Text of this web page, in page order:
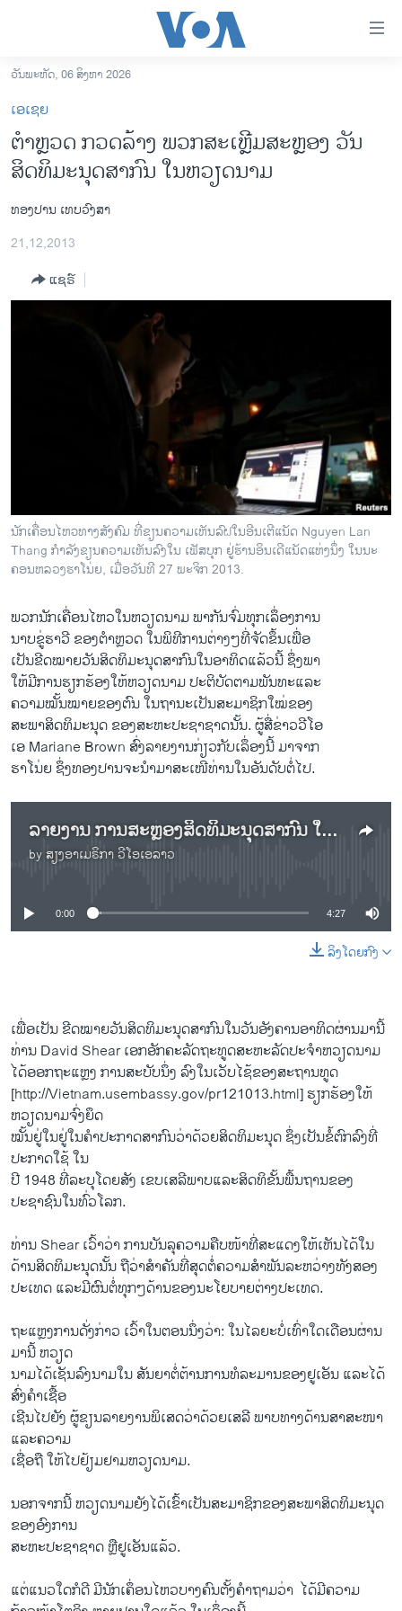
ເຂົ້າ
ຫາ
ຂ້າມ
ຂ້າມ
ຫາ
ຊອກ
ຄົ້ນ
ລາວ
ອາເມຣິກາ
ການເລືອກຕັ້ງ ປະທານາທີບໍດີ ສະຫະລັດ 2024
ຂ່າວ​ຈີນ
ໂລກ
ເອເຊຍ
ອິດສະຫຼະພາບດ້ານການຂ່າວ
ວິທະຍາສາດ-ເທັກໂນໂລຈີ
ວີດີໂອ
ສຽງ
ລາຍການກະຈາຍສຽງ
ລາຍງານ
ພາສາຕ່າງໆ
ວັນພະຫັດ, 06 ສິງຫາ 2026
ເອເຊຍ
ຕໍາຫຼວດ ກວດລ້າງ ພວກສະເຫຼີມສະຫຼອງ ວັນ
ສິດທິມະນຸດສາກົນ ໃນຫວຽດນາມ
ທອງປານ ເທບວົງສາ
21,12,2013
ແຊຣ໌
ນັກເຄື່ອນໄຫວທາງສັງຄົມ ທີ່ຂຽນຄວາມເຫັນລົຝໃນອີນເຕີແນັດ Nguyen Lan
Thang ກໍາລັງຂຽນຄວາມເຫັນລົງໃນ ເຟັສບຸກ ຢູ່ຮ້ານອິນເດີແນັດແຫ່ງນຶ່ງ ໃນນະ
ຄອນຫລວງຮາໂນ່ຍ, ເມື່ອວັນທີ 27 ພະຈິກ 2013.
ພວກ​ນັກ​ເຄື່ອນ​ໄຫວ​ໃນ​ຫວຽດນາມ ​ພາ​ກັນ​ຈົ່ມ​ທຸກ​ເລຶ່ອງການ​
ນາບ​ຂູ່​ຮາວີ ຂອງ​ຕໍາຫຼວດ ​ໃນ​ພິທີການ​ຕ່າງໆທີ່​ຈັດ​ຂຶ້ນ​ເພື່ອ
​ເປັນ​ຂີດໝາຍວັນ​ສິດທິ​ມະນຸດ​ສາກົນ​ໃນ​ອາທິດ​ແລ້ວ​ນີ້ ຊຶ່ງ​ພາ​
ໃຫ້​ມີ​ການຮຽກຮ້ອງໃຫ້ຫວຽດນາມ ປະຕິບັດຕາມ​ພັນທະແລະ
ຄວາມ​ໝັ້ນ​ໝາຍຂອງ​ຕົນ ​ໃນ​ຖານະ​ເປັນ​ສະມາຊິກ​ໃໝ່​ຂອງ​
ສະພາ​ສິດທິ​ມະນຸດ​ ຂອງສະຫະ​ປະຊາຊາດນັ້ນ. ຜູ້​ສື່​ຂ່າວ​ວີ​ໂອ
​ເອ Mariane Brown ສົ່ງລາ​ຍງານ​ກ່ຽວ​ກັບເລຶ່ອງນີ້​ ມາຈາກ
ຮາ​ໂນ່ຍ ຊຶ່ງ​ທອງ​ປານຈະ​ນໍາ​ມາສະ​ເໜີ​ທ່ານ​ໃນ​ອັນ​ດັບ​ຕໍ່​ໄປ.
ລາຍງານ ການສະຫຼອງສິດທິມະນຸດສາກົນ ໃນຫວຽດນາມ
by ສຽງອາເມຣິກາ ວີໂອເອລາວ
No media source currently available
0:00 4:27
ລິງໂດຍກົງ
ເພື່ອ​ເປັນ​ ຂີດ​ໝາຍວັນ​ສິດທິ​ມະນຸດ​ສາກົນ​ໃນ​ວັນ​ອັງຄານ​ອາທິດ​ຜ່ານ​ມາ​ນີ້
ທ່ານ David Shear ​ເອກ​ອັກຄະ​ລັດຖະທູດ​ສະຫະລັດ​ປະ​ຈໍາຫວຽດນາມ ​
ໄດ້​ອອກ​ຖະ​ແຫຼ​ງ ການ​ສະບັບ​ນຶ່ງ ລົງ​ໃນ​ເວັບ​ໄຊ້ຂອງ​ສະຖານ​ທູດ
[http://Vietnam.usembassy.gov/pr121013.html] ​ຮຽກຮ້ອງ​ໃຫ້
ຫວຽດນາມ​ຈົ່ງ​ຍຶດ
ໝັ້ນ​ຢູ່​ໃນ​ຢູ່​ໃນ​ຄໍາ​ປະກາດ​ສາກົນ​ວ່າ​ດ້ວຍ​ສິດ​ທິມະນຸດ ຊຶ່ງ​ເປັນ​ຂໍ້​ຕົກລົງ​ທີ່​
ປະກາດ​ໃຊ້ ໃນ
​ປີ 1948 ທີ່​ລະບຸ​ໂດຍ​ສັງ​ ເຂ​ບ​ເສລີພາບ​ແລະສິດທິ​ຂັ້ນ​ພື້ນຖານ​ຂອງ​
ປະຊາຊົນ​ໃນ​ທົ່ວໂລກ.
ທ່ານ Shear ​ເວົ້າ​ວ່າ ການບັນລຸ​ຄວາມ​ຄືບ​ໜ້າ​ທີ່​ສະ​ແດງ​ໃຫ້​ເຫັນ​ໄດ້​ໃນ​
ດ້ານ​ສິດທິ​ມະນຸດ​ນັ້ນ ຖື​ວ່າ​ສໍາຄັນ​ທີ່​ສຸດ​ຕໍ່​ຄວາມ​ສໍາພັນ​ລະຫວ່າງ​ທັງ​ສອງ​
ປະເທດ ​ແລະ​ມີ​ຜົນ​ຕໍ່​ທຸກໆ​ດ້ານ​ຂອງ​ນະ​ໂຍບາຍ​ຕ່າງປະ​ເທດ.
ຖ​ະ​ແຫຼ​ງການ​ດັ່ງກ່າວ ​ເວົ້າໃນ​ຕອນ​ນຶ່ງ​ວ່າ: ​ໃນ​ໄລຍະ​ບໍ່ເທົ່າ​ໃດ​ເດືອນ​ຜ່ານ​
ມາ​ນີ້​ ຫວຽດ
ນາມ​ໄດ້​ເຊັນ​ລົງນາມ​ໃນ ສັນຍາ​ຕໍ່ຕ້ານ​ການ​ທໍລະມານຂອງ​ຢູ​ເອັນ ​ແລະ​ໄດ້
ສົ່ງ​ຄໍາເຊື້ອ​
ເຊີນໄປ​ຍັງ ຜູ້​ຂຽນ​ລາຍ​ງານ​ພິ​ເສດ​ວ່າ​ດ້ວຍ​ເສລີ ພາບທາງ​ດ້ານ​ສາສະໜາ
ແລ​ະຄວາມ​
ເຊື່ອ​ຖື​ ໃຫ້​ໄປ​ຢ້ຽມຢາມ​ຫວຽດນາມ.
ນອກ​ຈາກ​ນີ້ ຫວຽດນາມຍັງ​ໄດ້​ເຂົ້າ​ເປັນ​ສະມາຊິກ​ຂອງ​ສະພາ​ສິດທິ​ມະນຸດ​
ຂອງອົງການ​
ສະຫະ​ປະຊາ​ຊາດ ຫຼືຢູ​ເອັນ​ແລ້ວ.
​ແຕ່​ແນວ​ໃດກໍ​ດີ ມີ​ນັກ​ເຄຶ່ອນ​ໄຫວ​ບາງ​ຄົນ​ຕັ້ງ​ຄໍາ​ຖາມ​ວ່າ ​ ໄດ້​ມີຄວາມ​